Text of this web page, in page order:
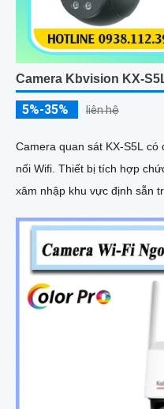
Camera Kbvision KX-
5%-35% liên hệ
Camera quan sát KX-S5L
nối Wifi. Thiết bị tích hợp chức năng bảo vệ thông minh chống
xâm nhập khu vực định sẵn